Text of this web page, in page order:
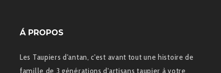
Á PROPOS
Les Taupiers d'antan, c'est avant tout une histoire de
famille de 3 générations d'artisans taupier à votre